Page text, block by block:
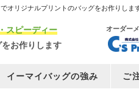
オリジナルプリントのバッグをお作りしま
スピーディー
お作りします
オーダー
イーマイバッグの強み ご